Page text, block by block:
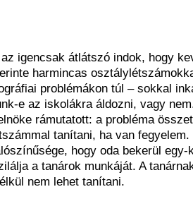
igencsak átlátszó indok, hogy
harmincas
problémákon túl – sokkal
e az iskolákra áldozni, vagy
rámutatott: a probléma
tanítani, ha van
hogy oda bekerül
a tanárok munkáját. A
nem lehet tanítani.